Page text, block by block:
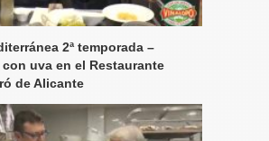
2ª temporada –
uva en el Restaurante
de Alicante